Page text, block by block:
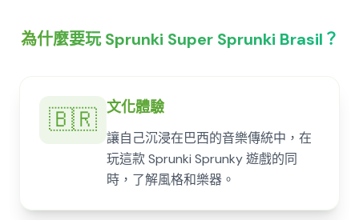
為什麼要玩 Sprunki Super Sprunki Brasil？
🇧🇷 文化體驗
讓自己沉浸在巴西的音樂傳統中，在
玩這款 Sprunki Sprunky 遊戲的同
時，了解風格和樂器。